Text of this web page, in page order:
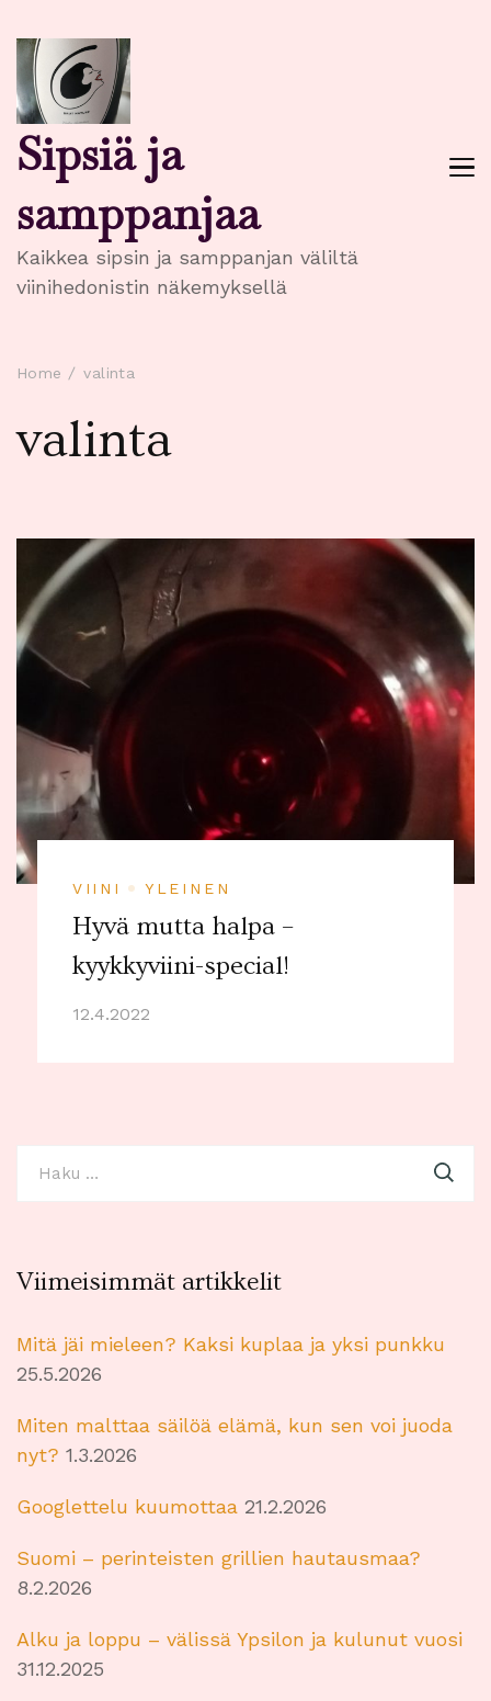
Sipsiä ja
samppanjaa
Kaikkea sipsin ja samppanjan väliltä
viinihedonistin näkemyksellä
Home valinta
valinta
VIINI YLEINEN
Hyvä mutta halpa –
kyykkyviini-special!
12.4.2022
Viimeisimmät artikkelit
Mitä jäi mieleen? Kaksi kuplaa ja yksi punkku
25.5.2026
Miten malttaa säilöä elämä, kun sen voi juoda
nyt? 1.3.2026
Googlettelu kuumottaa 21.2.2026
Suomi – perinteisten grillien hautausmaa?
8.2.2026
Alku ja loppu – välissä Ypsilon ja kulunut vuosi
31.12.2025